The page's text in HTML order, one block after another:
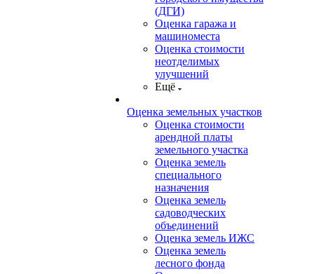
(ДГИ)
Оценка гаража и
машиноместа
Оценка стоимости
неотделимых
улучшений
Ещё
Оценка земельных участков
Оценка стоимости
арендной платы
земельного участка
Оценка земель
специального
назначения
Оценка земель
садоводческих
объединений
Оценка земель ИЖС
Оценка земель
лесного фонда